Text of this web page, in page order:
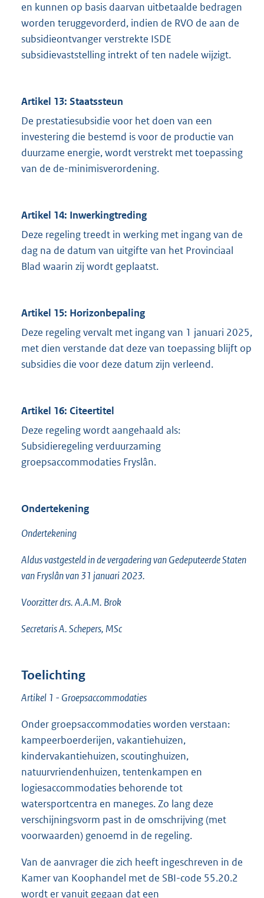
en kunnen op basis daarvan uitbetaalde bedragen
worden teruggevorderd, indien de RVO de aan de
subsidieontvanger verstrekte ISDE
subsidievaststelling intrekt of ten nadele wijzigt.
Artikel 13: Staatssteun
De prestatiesubsidie voor het doen van een
investering die bestemd is voor de productie van
duurzame energie, wordt verstrekt met toepassing
van de de-minimisverordening.
Artikel 14: Inwerkingtreding
Deze regeling treedt in werking met ingang van de
dag na de datum van uitgifte van het Provinciaal
Blad waarin zij wordt geplaatst.
Artikel 15: Horizonbepaling
Deze regeling vervalt met ingang van 1 januari 2025,
met dien verstande dat deze van toepassing blijft op
subsidies die voor deze datum zijn verleend.
Artikel 16: Citeertitel
Deze regeling wordt aangehaald als:
Subsidieregeling verduurzaming
groepsaccommodaties Fryslân.
Ondertekening
Ondertekening
Aldus vastgesteld in de vergadering van Gedeputeerde Staten
van Fryslân van 31 januari 2023.
Voorzitter drs. A.A.M. Brok
Secretaris A. Schepers, MSc
Toelichting
Artikel 1 - Groepsaccommodaties
Onder groepsaccommodaties worden verstaan:
kampeerboerderijen, vakantiehuizen,
kindervakantiehuizen, scoutinghuizen,
natuurvriendenhuizen, tentenkampen en
logiesaccommodaties behorende tot
watersportcentra en maneges. Zo lang deze
verschijningsvorm past in de omschrijving (met
voorwaarden) genoemd in de regeling.
Van de aanvrager die zich heeft ingeschreven in de
Kamer van Koophandel met de SBI-code 55.20.2
wordt er vanuit gegaan dat een